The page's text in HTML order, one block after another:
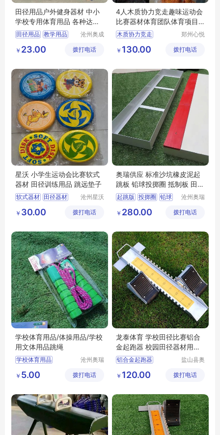
田径用品户外健身器材 中小
学校专用体育用品 各种达标
产品
田径用品 教学用品
中小学达标器材
沧州奥成
制造有限
￥ 23.00 拨打电话
4人木质协力竞走趣味运动会
比赛器材体育团队体育项目
用品
木质协力竞走
体育用品
郑州心悦
销售有限
￥ 130.00 拨打电话
星沃 小学生运动会比赛软式
器材 田径训练用品 跳远垫子
软式器材 田径器材
软式器材价格
沧州星沃
有限公司
￥ 30.00 拨打电话
奥瑞供应 标准沙坑橡皮泥起
跳板 铅球投掷圈 抵制板 田径
用品
起跳版 投掷圈 铅球
学校达标用品
沧州奥瑞
制造有限
￥ 280.00 拨打电话
学校体育用品/体操用品/学校
用文体用品跳绳
学校体育用品
学校器材
沧州奥瑞
制造有限
￥ 5.00 拨打电话
龙泰体育 学校田径比赛铝合
金起跑器 校园田径器材用品
大全
铝合金起跑器
田径器材
盐山县奥
材厂
￥ 120.00 拨打电话